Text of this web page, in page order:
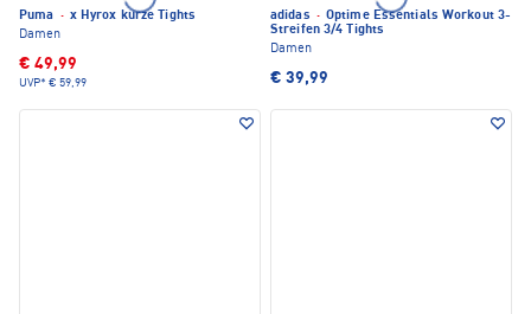
Puma · x Hyrox kurze Tights
Damen
€ 49,99
UVP* € 59,99
adidas · Optime Essentials Workout 3-
Streifen 3/4 Tights
Damen
€ 39,99